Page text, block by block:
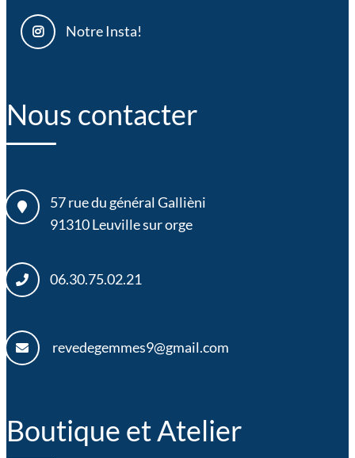
Notre Insta!
Nous contacter
57 rue du général Gallièni
91310Leuville sur orge
06.30.75.02.21
revedegemmes9@gmail.com
Boutique et Atelier